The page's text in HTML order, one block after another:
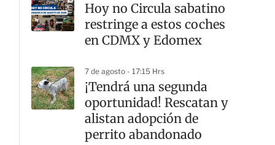
Hoy no Circula sabatino
restringe a estos coches
en CDMX y Edomex
7 de agosto - 17:15 Hrs
¡Tendrá una segunda
oportunidad! Rescatan y
alistan adopción de
perrito abandonado